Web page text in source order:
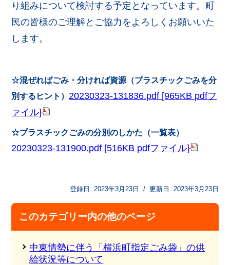
り組みについて検討する予定となっています。町
民の皆様のご理解とご協力をよろしくお願いいた
します。
☆混ぜればごみ・分ければ資源（プラスチックごみを分
別するヒント） 20230323-131836.pdf [965KB pdfフ
ァイル]
☆プラスチックごみの分別のしかた（一覧表）
20230323-131900.pdf [516KB pdfファイル]
登録日: 2023年3月23日 / 更新日: 2023年3月23日
このカテゴリー内の他のページ
中東情勢に伴う「横浜町指定ごみ袋」の供
給状況等について